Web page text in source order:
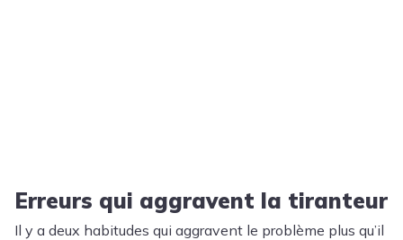
Erreurs qui aggravent la tiranteur
Il y a deux habitudes qui aggravent le problème plus qu’il